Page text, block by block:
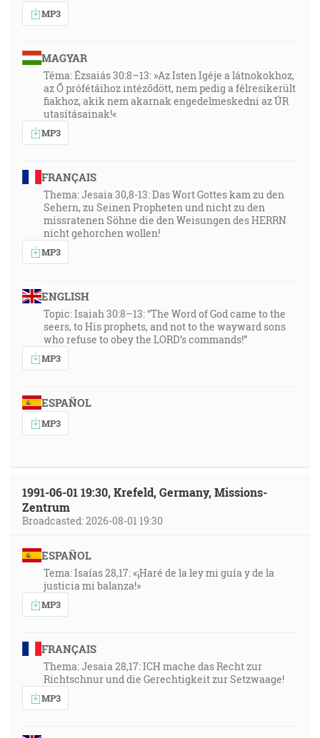
MP3
MAGYAR
Téma: Ézsaiás 30:8–13: »Az Isten Igéje a látnokokhoz,
az Ő prófétáihoz intéződött, nem pedig a félresikerült
fiakhoz, akik nem akarnak engedelmeskedni az ÚR
utasításainak!«
MP3
FRANÇAIS
Thema: Jesaia 30,8-13: Das Wort Gottes kam zu den
Sehern, zu Seinen Propheten und nicht zu den
missratenen Söhne die den Weisungen des HERRN
nicht gehorchen wollen!
MP3
ENGLISH
Topic: Isaiah 30:8–13: “The Word of God came to the
seers, to His prophets, and not to the wayward sons
who refuse to obey the LORD’s commands!”
MP3
ESPAÑOL
MP3
1991-06-01 19:30, Krefeld, Germany, Missions-
Zentrum
Broadcasted: 2026-08-01 19:30
ESPAÑOL
Tema: Isaías 28,17: «¡Haré de la ley mi guía y de la
justicia mi balanza!»
MP3
FRANÇAIS
Thema: Jesaia 28,17: ICH mache das Recht zur
Richtschnur und die Gerechtigkeit zur Setzwaage!
MP3